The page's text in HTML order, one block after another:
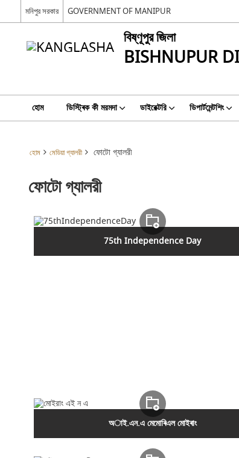
মনিপুর সরকার GOVERNMENT OF MANIPUR
বিষ্ণূপুর জিলা
BISHNUPUR
হোম ডিস্ট্ৰিক কী মরমদা ডাইরেক্টরি ডিপার্টমেন্টশিং
হোম মেডিয়া গ্যালরী ফোটো গ্যালরী
ফোটো গ্যালরী
75th Independence Day
অাই.এন.এ মেমোৰিএল মোইৰাং